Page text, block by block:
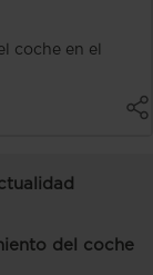
coche en el
del coche